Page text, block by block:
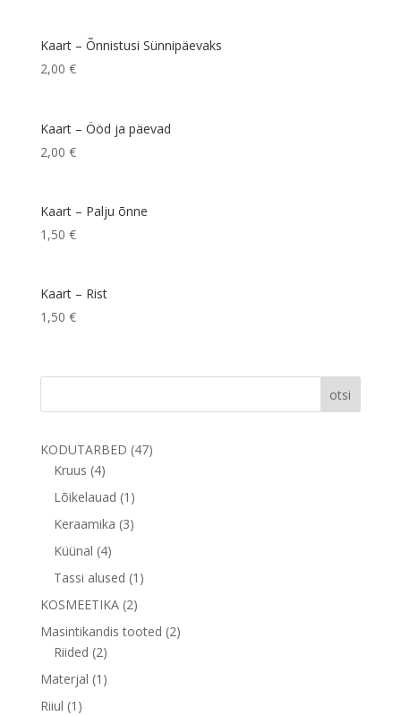
Kaart – Õnnistusi Sünnipäevaks
2,00 €
Kaart – Ööd ja päevad
2,00 €
Kaart – Palju õnne
1,50 €
Kaart – Rist
1,50 €
otsi
KODUTARBED 4747
Kruus 44
toodet
Lõikelauad 1 1
toode
Keraamika 33
Küünal 44
toodet
Tassi alused 1 1
KOSMEETIKA 22
toodet
Masintikandis tooted 22
Riided 22
toodet
Materjal 1 1
Riiul 1 1